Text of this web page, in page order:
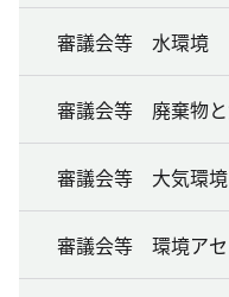
審議会等 水環境
審議会等 廃棄物
審議会等 大気環境
審議会等 環境アセ